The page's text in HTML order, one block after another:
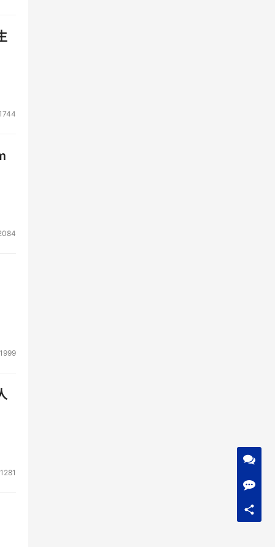
1999
1281